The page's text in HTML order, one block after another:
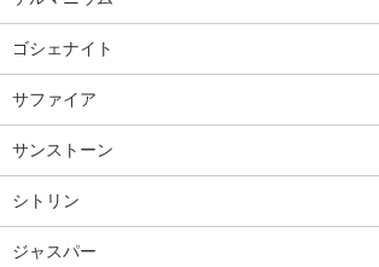
ゴシェナイト
サファイア
サンストーン
シトリン
ジャスパー